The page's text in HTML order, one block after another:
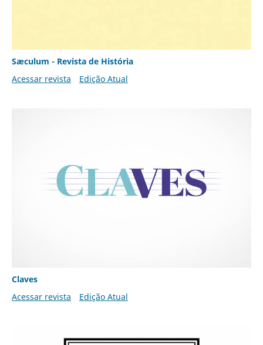
Sæculum - Revista de História
Acessar revista
Edição Atual
Claves
Acessar revista
Edição Atual